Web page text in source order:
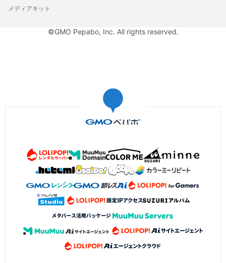
メディアキット
©GMO Pepabo, Inc. All rights reserved.